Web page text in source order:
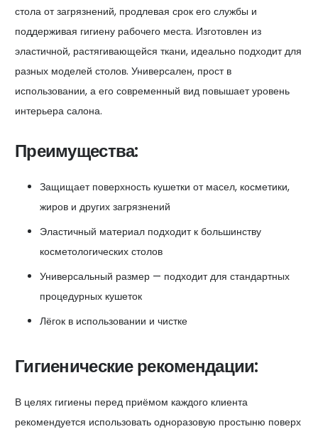
стола от загрязнений, продлевая срок его службы и
поддерживая гигиену рабочего места. Изготовлен из
эластичной, растягивающейся ткани, идеально подходит для
разных моделей столов. Универсален, прост в
использовании, а его современный вид повышает уровень
интерьера салона.
Преимущества:
Защищает поверхность кушетки от масел, косметики,
жиров и других загрязнений
Эластичный материал подходит к большинству
косметологических столов
Универсальный размер — подходит для стандартных
процедурных кушеток
Лёгок в использовании и чистке
Гигиенические рекомендации:
В целях гигиены перед приёмом каждого клиента
рекомендуется использовать одноразовую простыню поверх